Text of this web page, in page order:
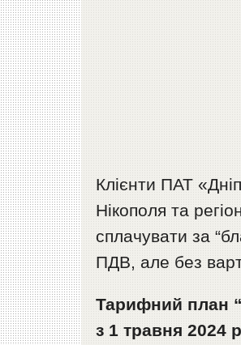
Клієнти ПАТ
Нікополя та
сплачувати за
ПДВ, але без
Тарифний план
з 1 травня 2024